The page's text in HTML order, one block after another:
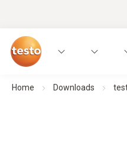
Home Downloads